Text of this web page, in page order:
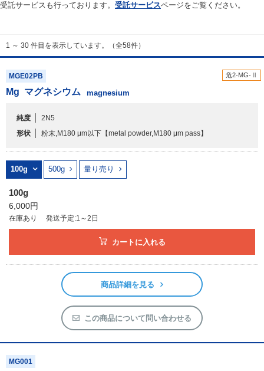
常温常圧で気体であり、弊社では取り扱いしておりません。
放射性元素または人工元素であり、弊社では取り扱いしておりません。
キーワードで検索する
化学式で検索
CAS番号で検索
カテゴリで検索する
アウトレット
受託サービスも行っております。 受託サービスページをご覧ください。
1 ～ 30 件目を表示しています。（全58件）
危2-MG-Ⅱ
MGE02PB
Mg マグネシウム magnesium
純度
2N5
形状
粉末,M180 μm以下 【metal powder,M180 μm pass】
100g 500g 量り売り
100g
6,000円
在庫あり 発送予定:1～2日
カートに入れる
商品詳細を見る
この商品について問い合わせる
MG001